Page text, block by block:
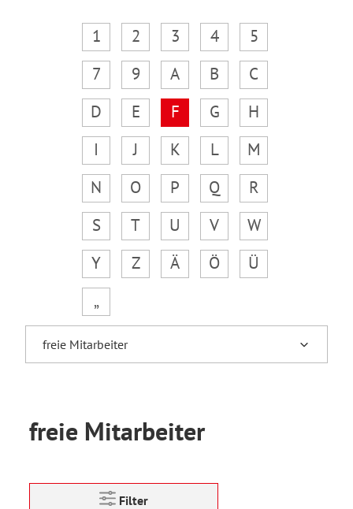
1 2 3 4
5
7
9 A B
C
D
E F G
H
I
J K L
M
N
O P Q
R
S
T U V
W
Y
Z Ä Ö
Ü
„
freie Mitarbeiter
Filter